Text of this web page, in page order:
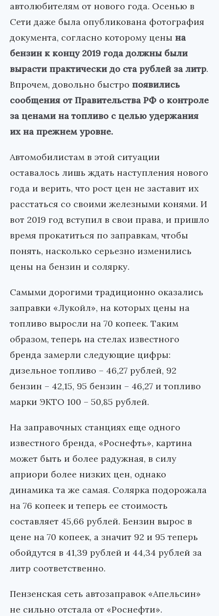
автолюбителям от нового года. Осенью в
Сети даже была опубликована фотография
документа, согласно которому цены на
бензин к концу 2019 года должны были
вырасти практически до ста рублей за литр.
Впрочем, довольно быстро появились
сообщения от Правительства РФ о контроле
за ценами на топливо с целью удержания
их на прежнем уровне.
Автомобилистам в этой ситуации
оставалось лишь ждать наступления нового
года и верить, что рост цен не заставит их
расстаться со своими железными конями. И
вот 2019 год вступил в свои права, и пришло
время прокатиться по заправкам, чтобы
понять, насколько серьезно изменились
цены на бензин и солярку.
Самыми дорогими традиционно оказались
заправки «Лукойл», на которых цены на
топливо выросли на 70 копеек. Таким
образом, теперь на стелах известного
бренда замерли следующие цифры:
дизельное топливо – 46,27 рублей, 92
бензин – 42,15, 95 бензин – 46,27 и топливо
марки ЭКТО 100 – 50,85 рублей.
На заправочных станциях еще одного
известного бренда, «Роснефть», картина
может быть и более радужная, в силу
априори более низких цен, однако
динамика та же самая. Солярка подорожала
на 76 копеек и теперь ее стоимость
составляет 45,66 рублей. Бензин вырос в
цене на 70 копеек, а значит 92 и 95 теперь
обойдутся в 41,39 рублей и 44,34 рублей за
литр соответственно.
Пензенская сеть автозаправок «Апельсин»
не сильно отстала от «Роснефти».